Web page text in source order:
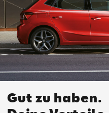
Gut zu haben.